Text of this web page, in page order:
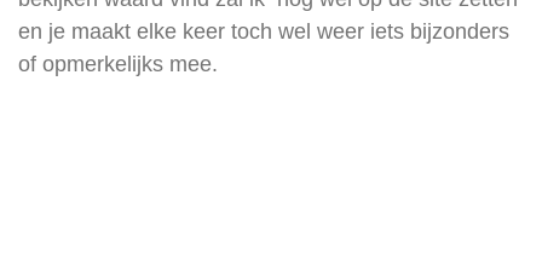
en je maakt elke keer toch wel weer iets bijzonders
of opmerkelijks mee.